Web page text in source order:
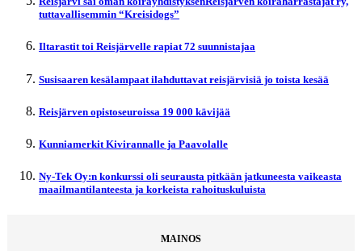
tuttavallisemmin “Kreisidogs”
Iltarastit toi Reisjärvelle rapiat 72 suunnistajaa
Susisaaren kesälampaat ilahduttavat reisjärvisiä jo toista kesää
Reisjärven opistoseuroissa 19 000 kävijää
Kunniamerkit Kivirannalle ja Paavolalle
Ny-Tek Oy:n konkurssi oli seurausta pitkään jatkuneesta vaikeasta
maailmantilanteesta ja korkeista rahoituskuluista
MAINOS